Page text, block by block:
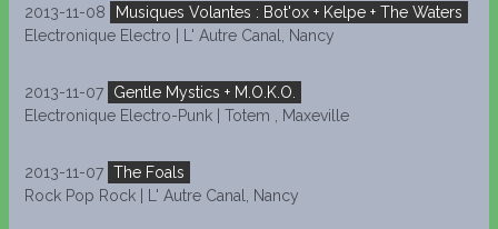
2013-11-08
Musiques Volantes : Bot'ox + Kelpe + The Waters
Electronique Electro | L' Autre Canal, Nancy
2013-11-07
Gentle Mystics + M.O.K.O.
Electronique Electro-Punk | Totem , Maxeville
2013-11-07 The Foals
Rock Pop Rock | L' Autre Canal, Nancy